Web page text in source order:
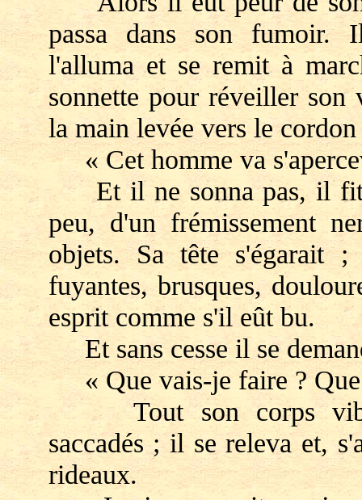
passa dans son fumoir.
l'alluma et se remit à
sonnette pour réveiller
la main levée vers le
« Cet homme va
Et il ne sonna pas, il fit
peu, d'un frémissement
objets. Sa tête s'égarait ;
fuyantes, brusques,
esprit comme s'il eût bu.
Et sans cesse il se
« Que vais-je faire ? Que
Tout son corps
saccadés ; il se releva et,
rideaux.